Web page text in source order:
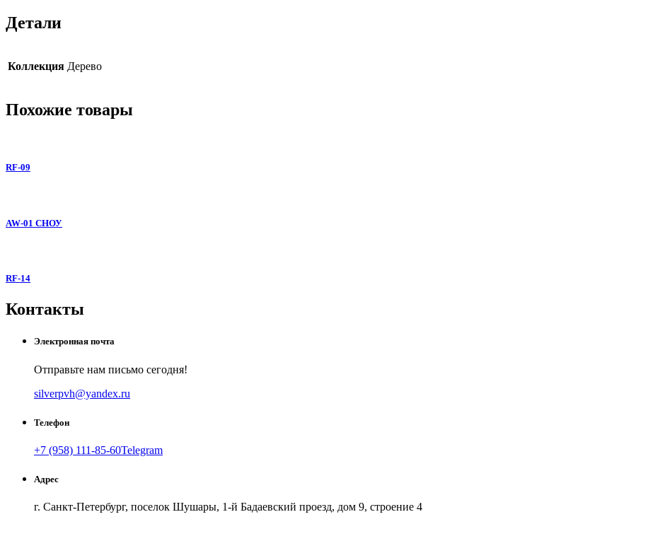
Детали
Коллекция Дерево
Похожие товары
RF-09
AW-01 СНОУ
RF-14
Контакты
Электронная почта
Отправьте нам письмо сегодня!
silverpvh@yandex.ru
Телефон
+7 (958) 111-85-60Telegram
Адрес
г. Санкт-Петербург, поселок Шушары, 1-й Бадаевский проезд, дом 9, строение 4
Как добраться
г. Санкт-Петербург, поселок Шушары, 1-й Бадаевский проезд, дом 9, строение 4